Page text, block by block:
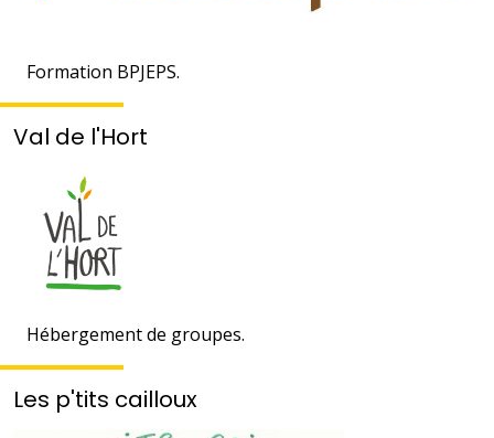
Formation BPJEPS.
Val de l'Hort
Hébergement de groupes.
Les p'tits cailloux